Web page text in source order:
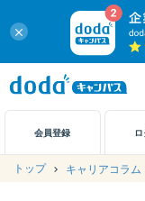
close
会員登録
キャリアノート
アカウント設定
トップ キャリアコラム